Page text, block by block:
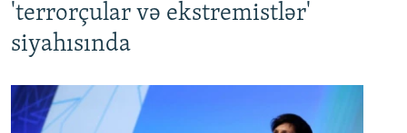
'terrorçular və ekstremistlər'
siyahısında